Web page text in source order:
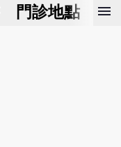
門診地點 預
menu